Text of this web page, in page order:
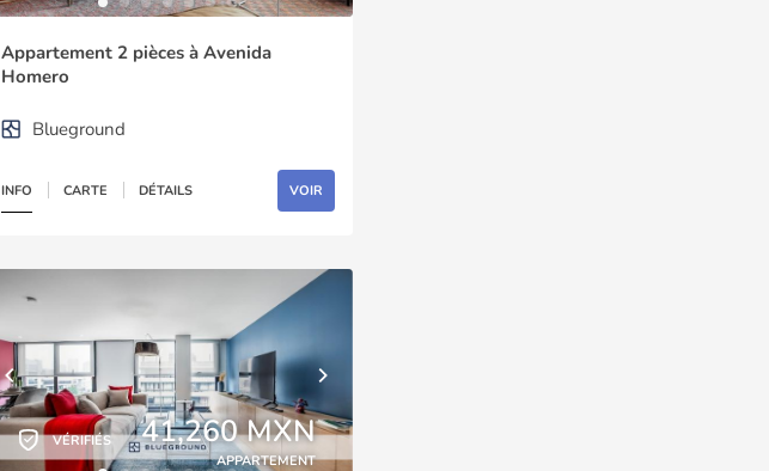
Appartement 2 pièces à Avenida
Homero
Blueground
INFO CARTE DÉTAILS VOIR
VÉRIFIÉS 41,260 MXN
APPARTEMENT